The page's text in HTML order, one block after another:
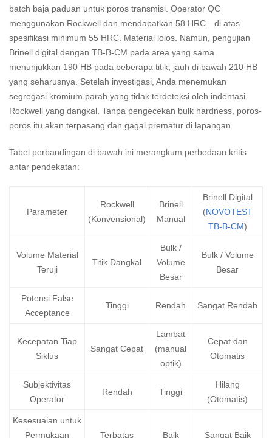
batch baja paduan untuk poros transmisi. Operator QC
menggunakan Rockwell dan mendapatkan 58 HRC—di atas
spesifikasi minimum 55 HRC. Material lolos. Namun, pengujian
Brinell digital dengan TB-B-CM pada area yang sama
menunjukkan 190 HB pada beberapa titik, jauh di bawah 210 HB
yang seharusnya. Setelah investigasi, Anda menemukan
segregasi kromium parah yang tidak terdeteksi oleh indentasi
Rockwell yang dangkal. Tanpa pengecekan bulk hardness, poros-
poros itu akan terpasang dan gagal prematur di lapangan.
Tabel perbandingan di bawah ini merangkum perbedaan kritis
antar pendekatan:
Parameter
Rockwell
(Konvensional)
Brinell
Manual
Brinell Digital
(NOVOTEST
TB-B-CM)
Volume Material
Teruji
Titik Dangkal
Bulk /
Volume
Besar
Bulk / Volume
Besar
Potensi False
Acceptance
Tinggi Rendah Sangat Rendah
Kecepatan Tiap
Siklus
Sangat Cepat
Lambat
(manual
optik)
Cepat dan
Otomatis
Subjektivitas
Operator
Rendah Tinggi
Hilang
(Otomatis)
Kesesuaian untuk
Permukaan
Terbatas Baik Sangat Baik